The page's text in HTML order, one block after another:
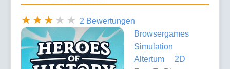
2 Bewertungen
Browsergames
Simulation
Altertum
2D